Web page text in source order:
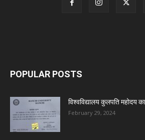
POPULAR POSTS
विश्वविद्यालय कुलपति महोदय
February 29, 2024